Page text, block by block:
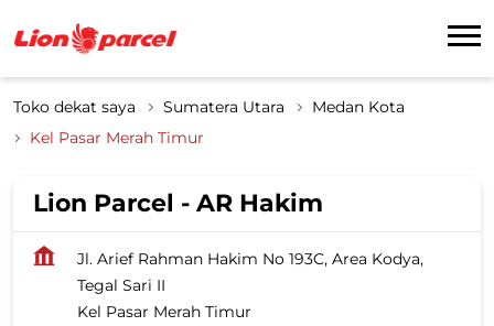
Toko dekat saya Sumatera Utara
Medan Kota
Kel Pasar Merah Timur
Lion Parcel - AR Hakim
Jl. Arief Rahman Hakim No 193C, Area Kodya,
Tegal Sari II
Kel Pasar Merah Timur